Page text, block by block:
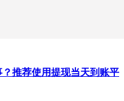
推荐使用提现当天到账平